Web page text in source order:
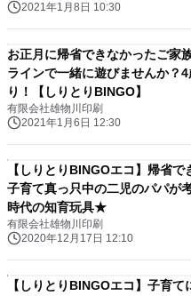
2021年1月8日 10:30
お正月に帰省できなかったご家
ラインで一緒に遊びませんか？
り！【しりとりBINGO】
有限会社雄物川印刷
2021年1月6日 12:30
【しりとりBINGOエコ】帰省
子育て真っ只中の二児のパパが
時代の知育玩具★
有限会社雄物川印刷
2020年12月17日 12:10
【しりとりBINGOエコ】子育